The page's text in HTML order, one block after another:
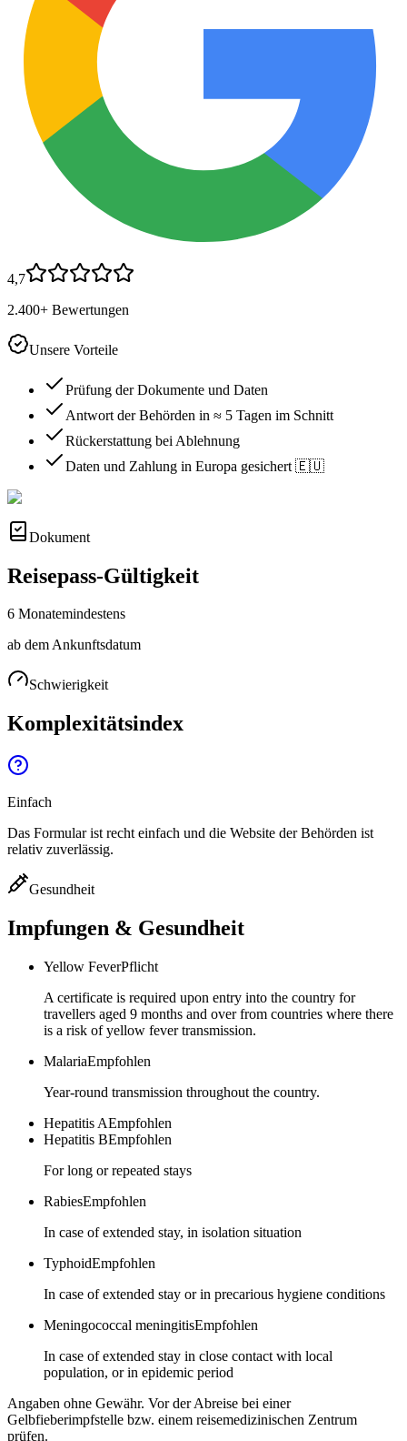
4,7
2.400+ Bewertungen
Unsere Vorteile
Prüfung der Dokumente und Daten
Antwort der Behörden in ≈ 5 Tagen im Schnitt
Rückerstattung bei Ablehnung
Daten und Zahlung in Europa gesichert 🇪🇺
Dokument
Reisepass-Gültigkeit
6 Monatemindestens
ab dem Ankunftsdatum
Schwierigkeit
Komplexitätsindex
Einfach
Das Formular ist recht einfach und die Website der Behörden ist
relativ zuverlässig.
Gesundheit
Impfungen & Gesundheit
Yellow FeverPflicht
A certificate is required upon entry into the country for
travellers aged 9 months and over from countries where there
is a risk of yellow fever transmission.
MalariaEmpfohlen
Year-round transmission throughout the country.
Hepatitis AEmpfohlen
Hepatitis BEmpfohlen
For long or repeated stays
RabiesEmpfohlen
In case of extended stay, in isolation situation
TyphoidEmpfohlen
In case of extended stay or in precarious hygiene conditions
Meningococcal meningitisEmpfohlen
In case of extended stay in close contact with local
population, or in epidemic period
Angaben ohne Gewähr. Vor der Abreise bei einer
Gelbfieberimpfstelle bzw. einem reisemedizinischen Zentrum
prüfen.